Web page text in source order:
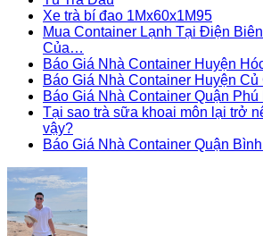
Xe trà bí đao 1Mx60x1M95
Mua Container Lạnh Tại Điện
Của…
Báo Giá Nhà Container Huyện
Báo Giá Nhà Container Huyện Củ
Báo Giá Nhà Container Quận Phú
Tại sao trà sữa khoai môn lại trở
vậy?
Báo Giá Nhà Container Quận